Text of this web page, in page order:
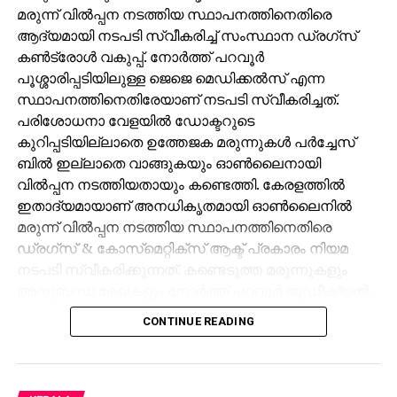
മരുന്ന് വില്‍പ്പന നടത്തിയ സ്ഥാപനത്തിനെതിരെ
ആദ്യമായി നടപടി സ്വീകരിച്ച് സംസ്ഥാന ഡ്രഗ്‌സ്
കണ്‍ട്രോള്‍ വകുപ്പ്. നോര്‍ത്ത് പറവൂര്‍
പൂശ്ശാരിപ്പടിയിലുള്ള ജെജെ മെഡിക്കല്‍സ് എന്ന
സ്ഥാപനത്തിനെതിരേയാണ് നടപടി സ്വീകരിച്ചത്.
പരിശോധനാ വേളയില്‍ ഡോക്ടറുടെ
കുറിപ്പടിയില്ലാതെ ഉത്തേജക മരുന്നുകള്‍ പര്‍ച്ചേസ്
ബില്‍ ഇല്ലാതെ വാങ്ങുകയും ഓണ്‍ലൈനായി
വില്‍പ്പന നടത്തിയതായും കണ്ടെത്തി. കേരളത്തില്‍
ഇതാദ്യമായാണ് അനധികൃതമായി ഓണ്‍ലൈനില്‍
മരുന്ന് വില്‍പ്പന നടത്തിയ സ്ഥാപനത്തിനെതിരെ
ഡ്രഗ്‌സ് & കോസ്‌മെറ്റിക്‌സ് ആക്ട് പ്രകാരം നിയമ
ഫസ്റ്റ് ക്ലാസ്സ് മജിസ്‌ട്രേറ്റ് കോടതിയില്‍ ഹാജരാക്കി.
CONTINUE READING